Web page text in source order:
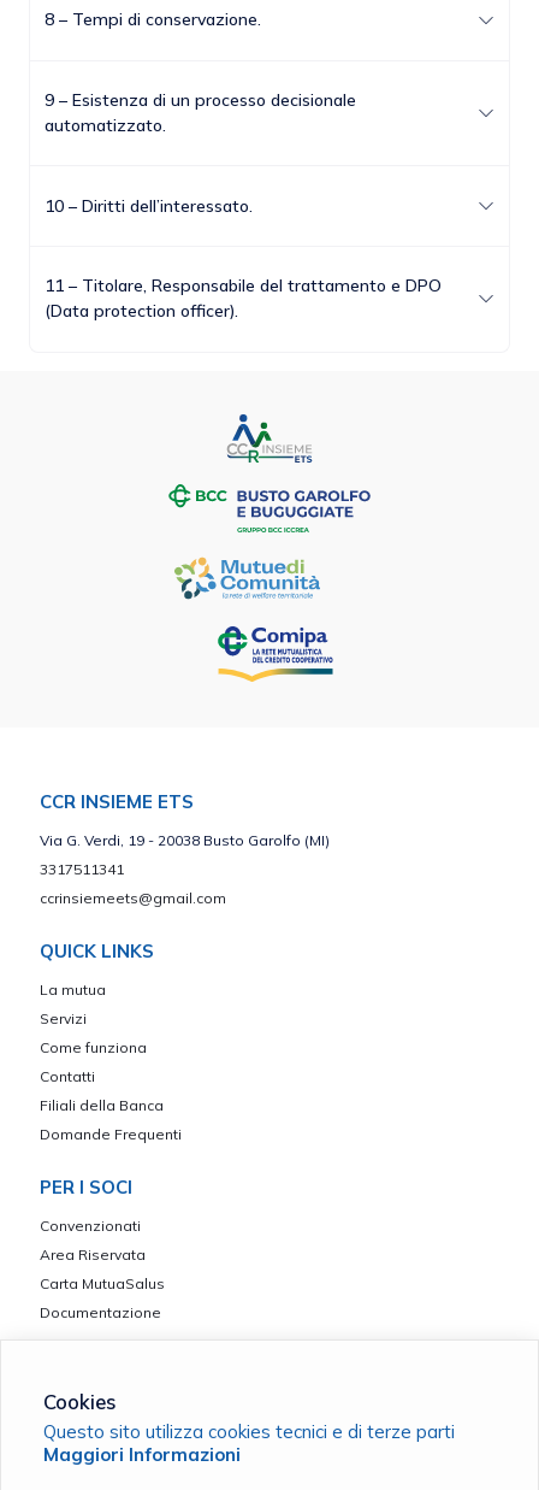
8 – Tempi di conservazione.
9 – Esistenza di un processo decisionale
automatizzato.
10 – Diritti dell’interessato.
11 – Titolare, Responsabile del trattamento e DPO
(Data protection officer).
CCR INSIEME ETS
Via G. Verdi, 19 - 20038 Busto Garolfo (MI)
3317511341
ccrinsiemeets@gmail.com
QUICK LINKS
La mutua
Servizi
Come funziona
Contatti
Filiali della Banca
Domande Frequenti
PER I SOCI
Convenzionati
Area Riservata
Carta MutuaSalus
Documentazione
CCR Insieme ETS - Ente iscritto nel Registro Unico Nazionale del
Cookies
Questo sito utilizza cookies tecnici e di terze parti
Maggiori Informazioni